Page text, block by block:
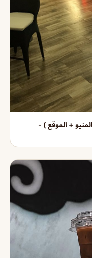
+ الموقع ) -